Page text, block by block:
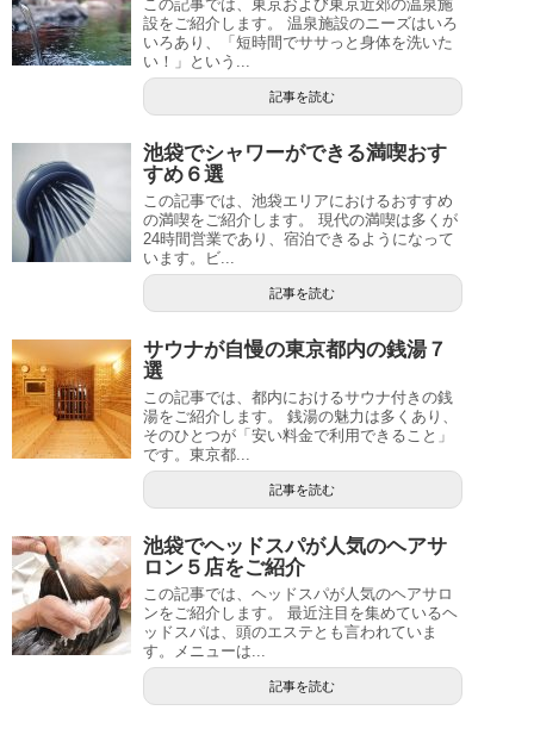
この記事では、東京および東京近郊の温泉施
設をご紹介します。 温泉施設のニーズはいろ
いろあり、「短時間でササっと身体を洗いた
い！」という...
記事を読む
池袋でシャワーができる満喫おす
すめ６選
この記事では、池袋エリアにおけるおすすめ
の満喫をご紹介します。 現代の満喫は多くが
24時間営業であり、宿泊できるようになって
います。ビ...
記事を読む
サウナが自慢の東京都内の銭湯７
選
この記事では、都内におけるサウナ付きの銭
湯をご紹介します。 銭湯の魅力は多くあり、
そのひとつが「安い料金で利用できること」
です。東京都...
記事を読む
池袋でヘッドスパが人気のヘアサ
ロン５店をご紹介
この記事では、ヘッドスパが人気のヘアサロ
ンをご紹介します。 最近注目を集めているヘ
ッドスパは、頭のエステとも言われていま
す。メニューは...
記事を読む